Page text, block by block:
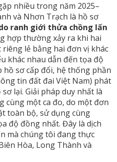
nhiều trong năm 2025–
và Nhơn Trạch là hồ sơ
ranh giới thửa chồng lấn
hợp thường xảy ra khi hai
lẻ bằng hai đơn vị khác
khác nhau dẫn đến tọa độ
sơ cấp đổi, hệ thống phần
tin đất đai Việt Nam) phát
lại. Giải pháp duy nhất là
cùng một ca đo, do một đơn
toàn bộ, sử dụng cùng
độ đồng nhất. Đây là dịch
mà chúng tôi đang thực
Hòa, Long Thành và